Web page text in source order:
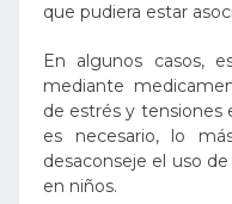
que pudiera estar
En algunos casos,
mediante
de estrés y tensiones
es necesario, lo
desaconseje el uso
en niños.